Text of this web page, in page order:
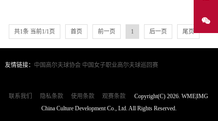
共1条 当前1/1页 首页 前一页 1 后一页 尾页
友情链接： 中国高尔夫球协会 中国女子职业高尔夫球巡回赛
联系我们 隐私条款 使用条款 观赛条款
Copyright(C) 2026. WME|IMG
China Culture Development Co., Ltd. All Rights Reserved.